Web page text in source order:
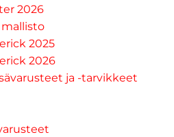
2026
2025
2026
ja -tarvikkeet